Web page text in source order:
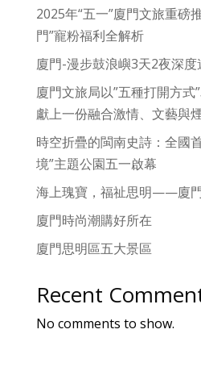
2025年“五一”廈門文旅重磅
門”寵粉福利全解析
廈門-漫步鼓浪嶼3天2夜深度
廈門文旅局以”五種打開方式
獻上一份融合激情、文藝與
時空折疊的閩南史詩：全國
境”主題公園五一啟幕
海上瑰寶，福祉思明——廈
廈門時尚潮購好所在
廈門思明區五大景區
Recent
No comments to show.